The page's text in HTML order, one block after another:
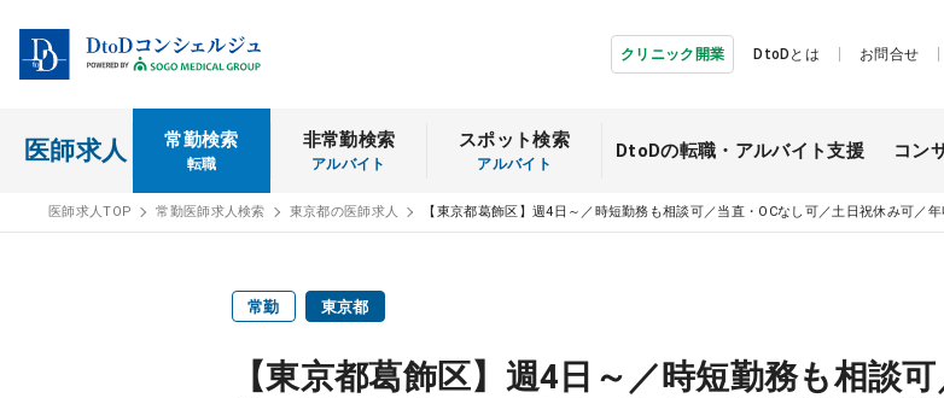
クリニック開業 DtoDとは お問合せ
医師求人 常勤検索
転職
非常勤検索
アルバイト
スポット検索
アルバイト
DtoDの転職・ アルバイト支援 コン
医師求人TOP 常勤医師求人検索 東京都の医師求人 【東京都葛飾区】週4日～／時短勤務も相談可／当直・OCなし可／土日祝休み可
常勤 東京都
【東京都葛飾区】週4日～／時短勤務も相談